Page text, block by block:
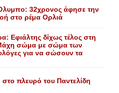
32χρονος άφησε την
στο ρέμα Ορλιά
Εφιάλτης δίχως τέλος στη
Μάχη σώμα με σώμα των
για να σώσουν τα
πλευρό του Παντελίδη